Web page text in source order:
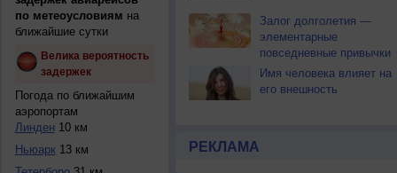
по метеоусловиям на
ближайшие сутки
Велика вероятность
задержек
Погода по ближайшим
аэропортам
Линден 10 км
Ньюарк13 км
Залог долголетия —
элементарные
повседневные привычки
Имя человека влияет на
его внешность
РЕКЛАМА